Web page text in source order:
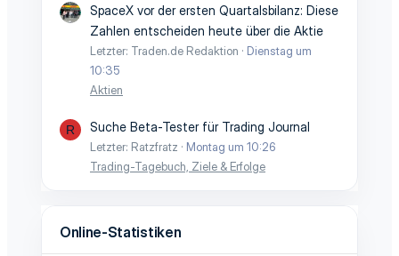
SpaceX vor der ersten Quartalsbilanz: Diese
Zahlen entscheiden heute über die Aktie
Letzter: Traden.de Redaktion
Dienstag um
10:35
Aktien
R Suche Beta-Tester für Trading Journal
Letzter: Ratzfratz
Montag um 10:26
Trading-Tagebuch, Ziele & Erfolge
Online-Statistiken